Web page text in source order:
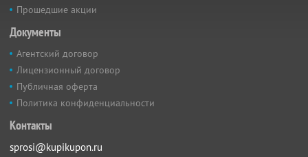
Прошедшие акции
Документы
Агентский договор
Лицензионный договор
Публичная оферта
Политика конфиденциальности
Контакты
sprosi@kupikupon.ru